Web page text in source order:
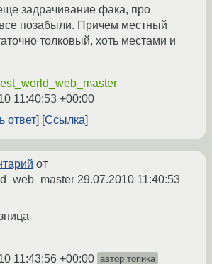
задрачивание фака, про
позабыли. Причем местный
толковый, хоть местами и
11:40:53 +00:00
ответ
Ссылка
от
29.07.2010 11:40:53
11:43:56 +00:00 автор топика